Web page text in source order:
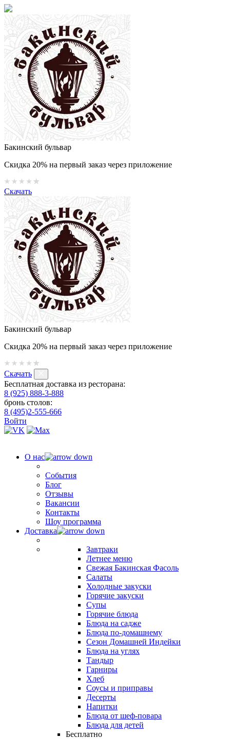
Бакинский бульвар
Скидка 20% на первый заказ через приложение
Скачать
Бакинский бульвар
Скидка 20% на первый заказ через приложение
Скачать
Бесплатная доставка из ресторана:
8 (925) 888-3-888
бронь столов:
8 (495)2-555-666
Войти
О нас
События
Блог
Отзывы
Вакансии
Контакты
Шоу программа
Доставка
Завтраки
Летнее меню
Свежая Бакинская Фасоль
Салаты
Холодные закуски
Горячие закуски
Супы
Горячие блюда
Блюда на садже
Блюда по-домашнему
Сезон Домашней Индейки
Блюда на углях
Тандыр
Гарниры
Хлеб
Соусы и приправы
Десерты
Напитки
Блюда от шеф-повара
Блюда для детей
Бесплатно